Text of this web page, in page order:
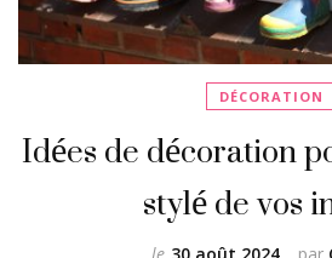
DÉCORATION
Idées de décoration
stylé de vos